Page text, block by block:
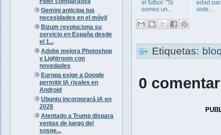
Gemini anticipa tus
necesidades en el móvil
Bizum revoluciona su
servicio en España desde
el 1...
Adobe mejora Photoshop
y Lightroom con
novedades
Europa exige a Google
permitir IA rivales en
Android
Ubuntu incorporará IA en
2026
Atentado a Trump dispara
ventas de juego del
sospe...
el fútbol: "Si
somos un...
edad
siste...
Etiquetas:
0